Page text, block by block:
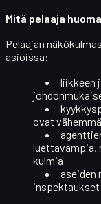
Mitä pelaaja
Pelaajan
asioissa:
liikkeen
ovat
luettavampia,
kulmia
aseiden